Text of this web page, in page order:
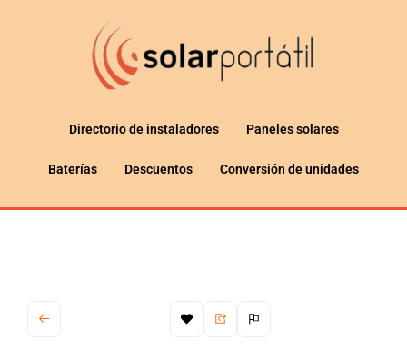
Directorio de instaladores Paneles solares
Baterías Descuentos Conversión de unidades